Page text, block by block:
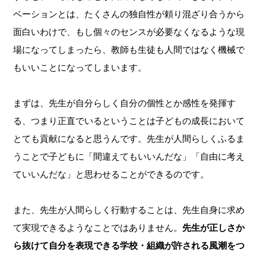
ベーションとは、たくさんの独自性が頼り混ざり合うから
面白いわけで、もし個々のセンスが必要なくなるような現
場になってしまったら、教師も生徒も人間ではなく機械で
もいいことになってしまいます。
まずは、先生が自分らしく自分の個性とか感性を発揮す
る、つまり正直でいるということは子どもの成長において
とても貢献になると思うんです。先生が人間らしくふるま
うことで子どもに「間違えてもいいんだな」「自由に考え
ていいんだな」と思わせることができるのです。
また、先生が人間らしく行動することは、先生自身に求め
て実現できるようなことではありません。先生が正しさか
ら抜けて自分を表現できる学校・組織が許される風潮をつ